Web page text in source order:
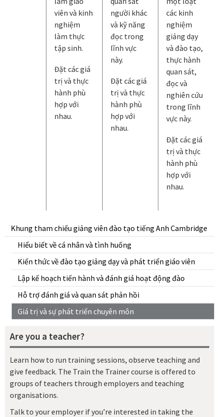
Khung tham chiếu giảng viên đào tạo tiếng Anh Cambridge
Hiểu biết về cá nhân và tình huống
Kiến thức về đào tạo giảng dạy và phát triển giáo viên
Lập kế hoạch tiến hành và đánh giá hoạt động đào
Hỗ trợ đánh giá và quan sát phản hồi
Giá trị và sự phát triển chuyên môn
Are you a teacher?
Learn how to run training sessions, observe teaching and
give feedback. The Train the Trainer course is offered to
groups of teachers through employers and teaching
organisations.
Talk to your employer if you’re interested in taking the
viên và kinh
nghiệm
làm thực
tập sinh.
Đặt các giá
trị và thực
hành phù
hợp với
nhau.
người khác
và kỹ năng
đọc trong
lĩnh vực
này.
Đặt các giá
trị và thực
hành phù
hợp với
nhau.
các kinh
nghiệm
giảng dạy
và đào tạo,
thực hành
quan sát,
đọc và
nghiên cứu
trong lĩnh
vực này.
Đặt các giá
trị và thực
hành phù
hợp với
nhau.